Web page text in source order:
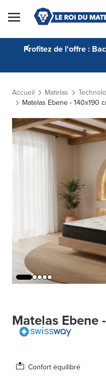
Skip to Content
Profitez de l'offre :
Accueil Matelas
Matelas Ebene - 140x190
Matelas Ebene
Confort équilibré